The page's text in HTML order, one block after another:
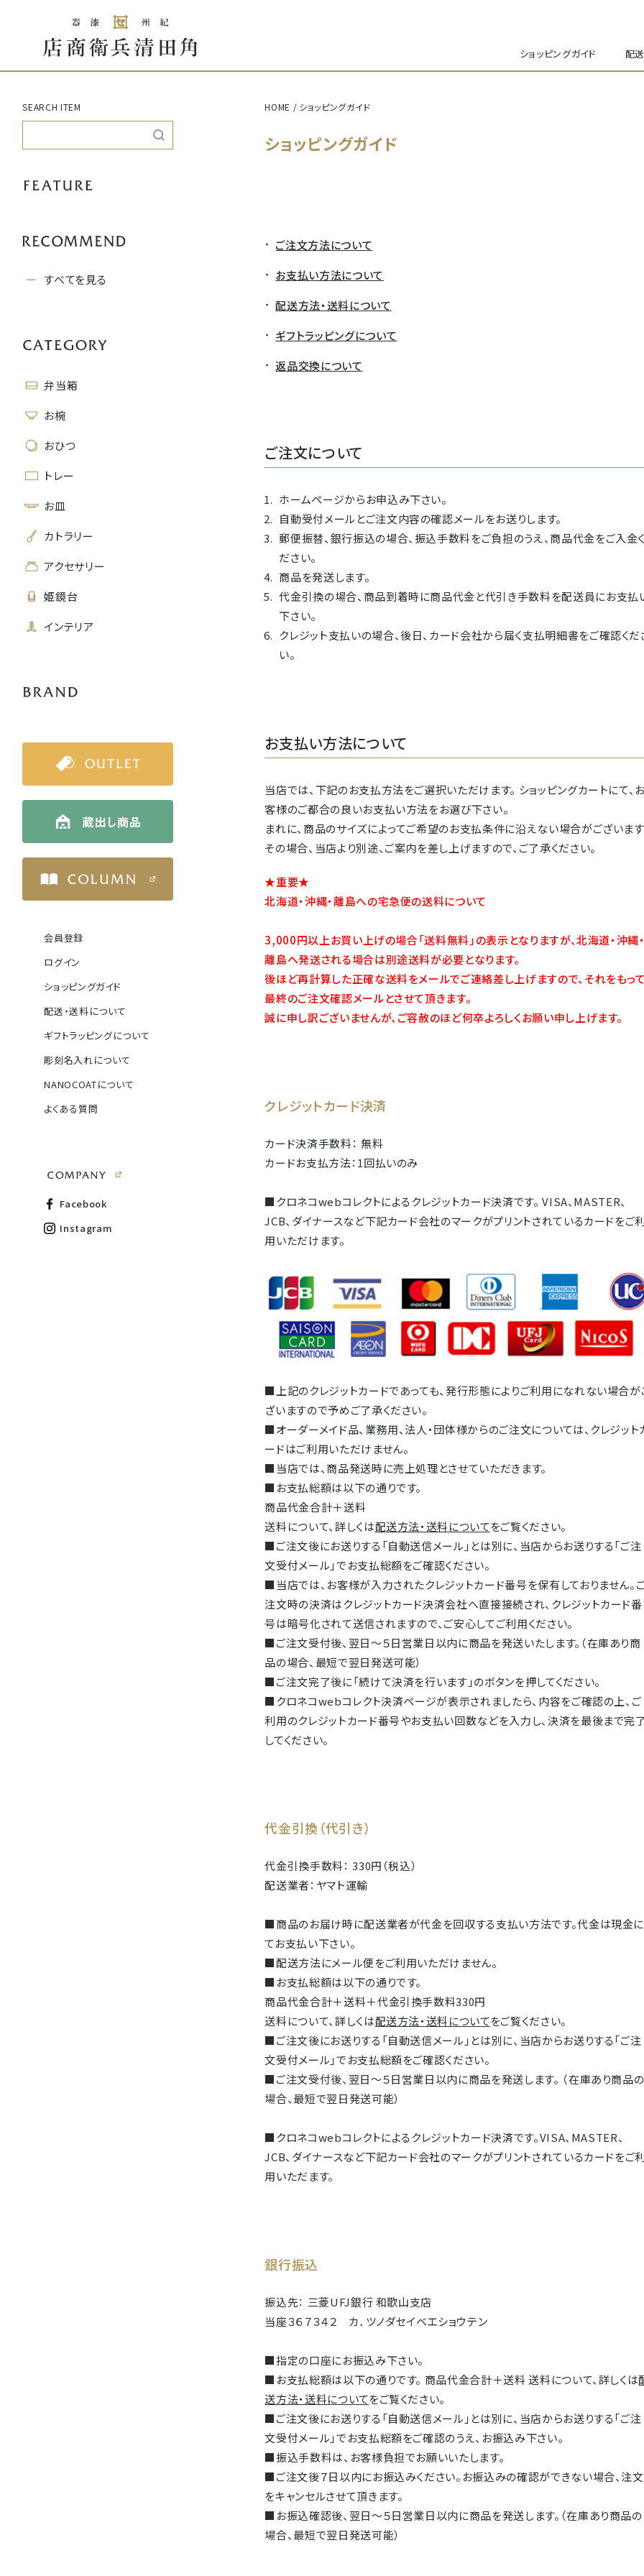
ショッピングガイド 配
SEARCH ITEM
すべてを見る
弁当箱
お椀
おひつ
トレー
お皿
カトラリー
アクセサリー
姫鏡台
インテリア
会員登録
ログイン
ショッピングガイド
配送・送料について
ギフトラッピングについて
彫刻名入れについて
NANOCOATについて
よくある質問
Facebook
Instagram
HOME ショッピングガイド
ショッピングガイド
ご注文方法について
お支払い方法について
配送方法・送料について
ギフトラッピングについて
返品交換について
ご注文について
ホームページからお申込み下さい。
自動受付メールとご注文内容の確認メールをお送りします。
郵便振替、銀行振込の場合、振込手数料をご負担のうえ、商品代金をご入金
ださい。
商品を発送します。
代金引換の場合、商品到着時に商品代金と代引き手数料を配送員にお支払
下さい。
クレジット支払いの場合、後日、カード会社から届く支払明細書をご確認くだ
い。
お支払い方法について
当店では、下記のお支払方法をご選択いただけます。 ショッピングカートにて、
客様のご都合の良いお支払い方法をお選び下さい。
まれに、商品のサイズによってご希望のお支払条件に沿えない場合がございます
その場合、当店より別途、ご案内を差し上げますので、ご了承ください。
★重要★
北海道・沖縄・離島への宅急便の送料について
3,000円以上お買い上げの場合「送料無料」の表示となりますが、北海道・沖縄
離島へ発送される場合は別途送料が必要となります。
後ほど再計算した正確な送料をメールでご連絡差し上げますので、それをもっ
最終のご注文確認メールとさせて頂きます。
誠に申し訳ございませんが、ご容赦のほど何卒よろしくお願い申し上げます。
クレジットカード決済
カード決済手数料： 無料
カードお支払方法：1回払いのみ
■クロネコwebコレクトによるクレジットカード決済です。 VISA、MASTER、
JCB、ダイナースなど下記カード会社のマークがプリントされているカードをご
用いただけます。
■上記のクレジットカードであっても、発行形態によりご利用になれない場合が
ざいますので予めご了承ください。
■オーダーメイド品、業務用、法人・団体様からのご注文については、クレジット
ードはご利用いただけません。
■当店では、商品発送時に売上処理とさせていただきます。
■お支払総額は以下の通りです。
商品代金合計＋送料
送料について、詳しくは配送方法・送料についてをご覧ください。
■ご注文後にお送りする「自動送信メール」とは別に、当店からお送りする「ご注
文受付メール」でお支払総額をご確認ください。
■当店では、お客様が入力されたクレジットカード番号を保有しておりません。
注文時の決済はクレジットカード決済会社へ直接接続され、クレジットカード番
号は暗号化されて送信されますので、ご安心してご利用ください。
■ご注文受付後、翌日～５日営業日以内に商品を発送いたします。（在庫あり商
品の場合、最短で翌日発送可能）
■ご注文完了後に「続けて決済を行います」のボタンを押してください。
■クロネコwebコレクト決済ページが表示されましたら、内容をご確認の上、ご
利用のクレジットカード番号やお支払い回数などを入力し、決済を最後まで完
してください。
代金引換（代引き）
代金引換手数料： 330円（税込）
配送業者：ヤマト運輸
■商品のお届け時に配送業者が代金を回収する支払い方法です。代金は現金に
てお支払い下さい。
■配送方法にメール便をご利用いただけません。
■お支払総額は以下の通りです。
商品代金合計＋送料＋代金引換手数料330円
送料について、詳しくは配送方法・送料についてをご覧ください。
■ご注文後にお送りする「自動送信メール」とは別に、当店からお送りする「ご注
文受付メール」でお支払総額をご確認ください。
■ご注文受付後、翌日～５日営業日以内に商品を発送します。 （在庫あり商品の
場合、最短で翌日発送可能）
■クロネコwebコレクトによるクレジットカード決済です。VISA、MASTER、
JCB、ダイナースなど下記カード会社のマークがプリントされているカードをご
用いただます。
銀行振込
振込先： 三菱UFJ銀行 和歌山支店
当座３６７３４２ カ．ツノダセイベエショウテン
■指定の口座にお振込み下さい。
■お支払総額は以下の通りです。 商品代金合計＋送料 送料について、詳しくは
送方法・送料についてをご覧ください。
■ご注文後にお送りする「自動送信メール」とは別に、当店からお送りする「ご注
文受付メール」でお支払総額をご確認のうえ、お振込み下さい。
■振込手数料は、お客様負担でお願いいたします。
■ご注文後７日以内にお振込みください。お振込みの確認ができない場合、注文
をキャンセルさせて頂きます。
■お振込確認後、翌日～５日営業日以内に商品を発送します。（在庫あり商品の
場合、最短で翌日発送可能）